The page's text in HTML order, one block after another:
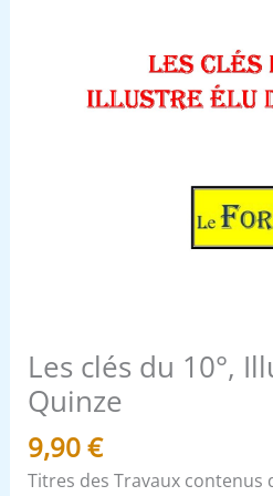
Les clés du 10°,
Quinze
9,90€
Titres des Travaux contenus